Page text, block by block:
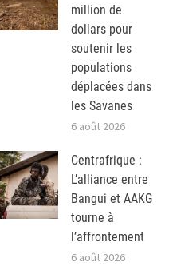
million de
dollars pour
soutenir les
populations
déplacées dans
les Savanes
6 août 2026
Centrafrique :
L’alliance entre
Bangui et AAKG
tourne à
l’affrontement
6 août 2026